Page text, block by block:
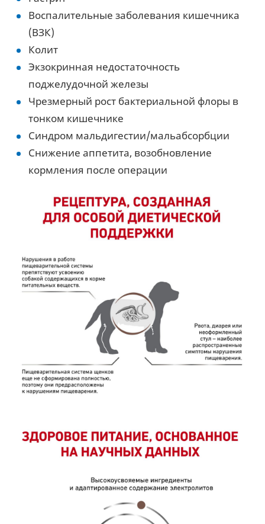
Воспалительные заболевания кишечника
(ВЗК)
Колит
Экзокринная недостаточность
поджелудочной железы
Чрезмерный рост бактериальной флоры в
тонком кишечнике
Синдром мальдигестии/мальабсорбции
Снижение аппетита, возобновление
кормления после операции